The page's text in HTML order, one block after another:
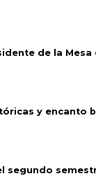
de la Mesa
y encanto
segundo